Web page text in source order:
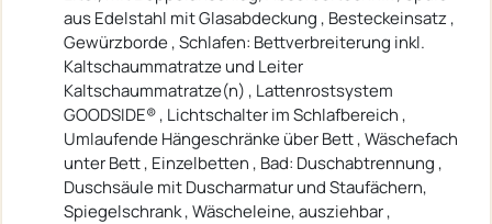
aus Edelstahl mit Glasabdeckung , Besteckeinsatz ,
Gewürzborde , Schlafen: Bettverbreiterung inkl.
Kaltschaummatratze und Leiter
Kaltschaummatratze(n) , Lattenrostsystem
GOODSIDE® , Lichtschalter im Schlafbereich ,
Umlaufende Hängeschränke über Bett , Wäschefach
unter Bett , Einzelbetten , Bad: Duschabtrennung ,
Duschsäule mit Duscharmatur und Staufächern,
Spiegelschrank , Wäscheleine, ausziehbar ,